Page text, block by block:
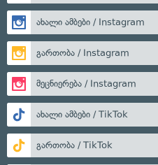
ახალი ამბები / Instagram
გართობა / Instagram
მეცნიერება / Instagram
ახალი ამბები / TikTok
გართობა / TikTok